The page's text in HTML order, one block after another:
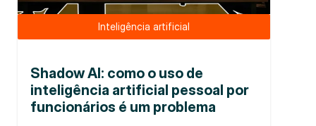
Inteligência artificial
Shadow AI: como o uso de
inteligência artificial pessoal por
funcionários é um problema